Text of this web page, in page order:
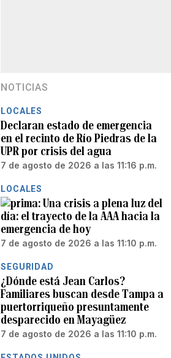
NOTICIAS
LOCALES
Declaran estado de emergencia
en el recinto de Río Piedras de la
UPR por crisis del agua
7 de agosto de 2026 a las 11:16 p.m.
LOCALES
Una crisis a plena luz del
día: el trayecto de la AAA hacia la
emergencia de hoy
7 de agosto de 2026 a las 11:10 p.m.
SEGURIDAD
¿Dónde está Jean Carlos?
Familiares buscan desde Tampa a
puertorriqueño presuntamente
desparecido en Mayagüez
7 de agosto de 2026 a las 11:10 p.m.